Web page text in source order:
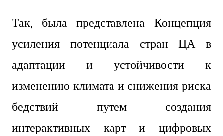
Так, была представлена Концепция
усиления потенциала стран ЦА в
адаптации и устойчивости к
изменению климата и снижения риска
бедствий путем создания
интерактивных карт и цифровых